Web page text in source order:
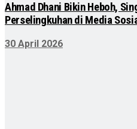
Ahmad Dhani Bikin Heboh,
Perselingkuhan di Media
30 April 2026